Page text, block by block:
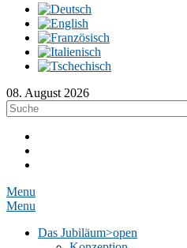
08. August 2026
Menu
Menu
Das Jubiläum>open